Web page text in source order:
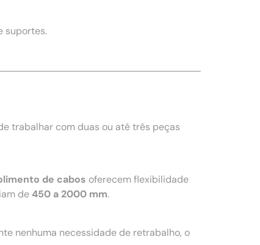
suportes.
trabalhar com duas ou até três peças
de cabos oferecem flexibilidade
de450 a 2000 mm.
nenhuma necessidade de retrabalho, o